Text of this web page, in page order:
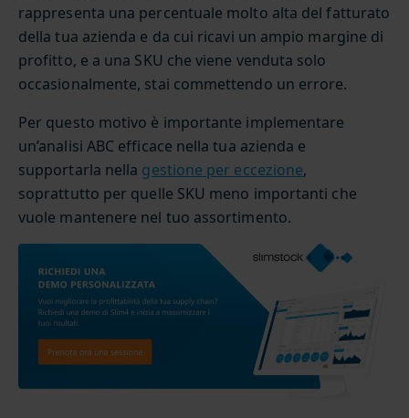
rappresenta una percentuale molto alta del fatturato
della tua azienda e da cui ricavi un ampio margine di
profitto, e a una SKU che viene venduta solo
occasionalmente, stai commettendo un errore.
Per questo motivo è importante implementare
un’analisi ABC efficace nella tua azienda e
supportarla nella gestione per eccezione,
soprattutto per quelle SKU meno importanti che
vuole mantenere nel tuo assortimento.